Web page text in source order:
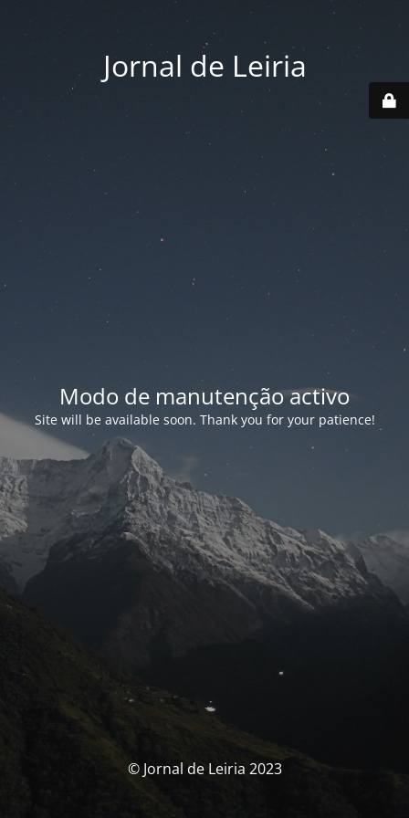
Jornal de Leiria
Modo de manutenção activo
Site will be available soon. Thank you for your patience!
© Jornal de Leiria 2023